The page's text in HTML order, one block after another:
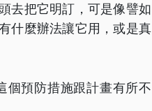
去把它明訂，可是像譬如
什麼辦法讓它用，或是真
個預防措施跟計畫有所不